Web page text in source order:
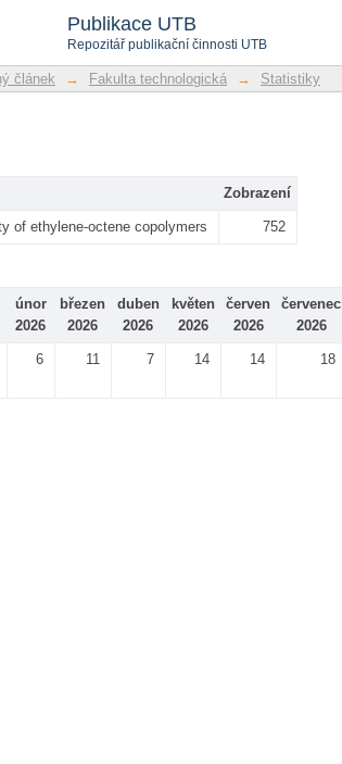
Publikace UTB
Repozitář publikační činnosti UTB
článek → Fakulta technologická → Statistiky
Zobrazení
of ethylene-octene copolymers 752
únor
2026
březen
2026
duben
2026
květen
2026
červen
2026
červenec
2026
6 11 7 14 14 18